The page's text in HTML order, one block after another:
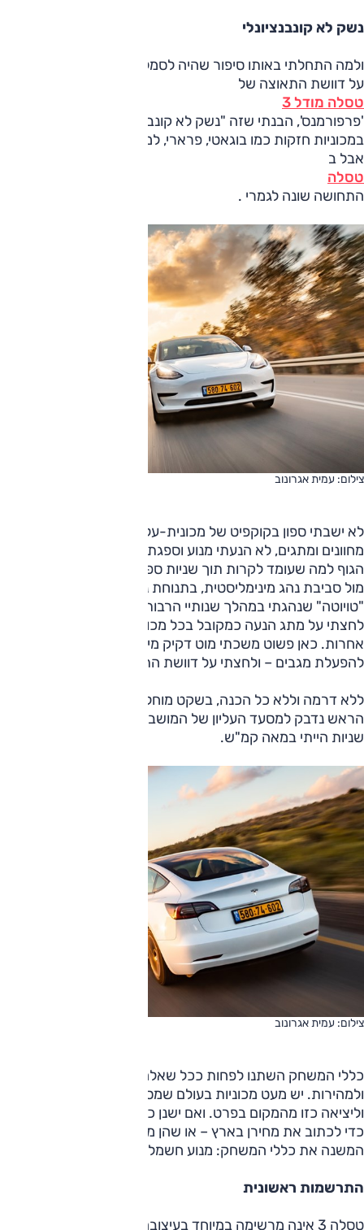
נשק לא קונבנציונלי
ולמה התחלתי באותו סיפור שהיה לסמל ולמשל? כאשר לחצתי
על דוושת התאוצה של
טסלה מודל 3
'פרפורמנס', הבנתי שזה "נשק לא קונבנציונלי". כבר נהגתי
אבל ב
טסלה
התחושה שונה לגמרי .
צילום: עמית אגרונוב
לא ישבתי ספון בקוקפיט של מכונית-על, כאשר מסביבי אין-סוף
מחוונים ומתגים, לא הנעתי מנוע וספגתי לגופי נהמה המכינה את
הגוף למה שעומד לקרות תוך שניות ספורות. בטסלה התיישבתי
מול סביבת נהג מינימליסטית, בתנוחת נהיגה הדומה לכל
"טויוטה" שנהגתי במהלך שנותיי הרבות ליד ההגה – אפילו לא
לחצתי על מתג הנעה כמקובל בכל מכונית, גם בחשמליות
אחרות. כאן פשוט משכתי מוט דקיק מימין להגה, כמו זה המשמש
להפעלת מגבים – ולחצתי על דוושת התאוצה עד קצה מהלכה.
ללא דרמה וללא כל הכנה, בשקט מוחלט, הבטן נשאבה אל הגב,
הראש נדבק למסעד העליון של המושב; תוך קצת יותר משלוש
שניות הייתי במאה קמ"ש.
צילום: עמית אגרונוב
כללי המשחק השתנו לפחות ככל שאלה נוגעים לתאוצה
ולמהירות. יש מעט מכוניות בעולם שמסוגלות לתאוצה כזו בכלל
וליציאה כזו מהמקום בפרט. ואם ישנן כאלו, צריך שבע ספרות
כדי לכתוב את מחירן בארץ – או שהן מצוידות באותו נשק חדש
המשנה את כללי המשחק: מנוע חשמלי.
התרשמות ראשונית
טסלה 3 אינה מרשימה במיוחד בעיצובה החיצוני. היא נראית כמו